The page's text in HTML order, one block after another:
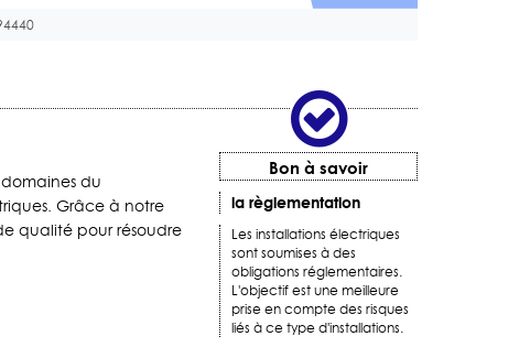
du
Grâce à notre
qualité pour résoudre
Bon à savoir
la règlementation
Les installations électriques
sont soumises à des
obligations réglementaires.
L'objectif est une meilleure
prise en compte des risques
liés à ce type d'installations.